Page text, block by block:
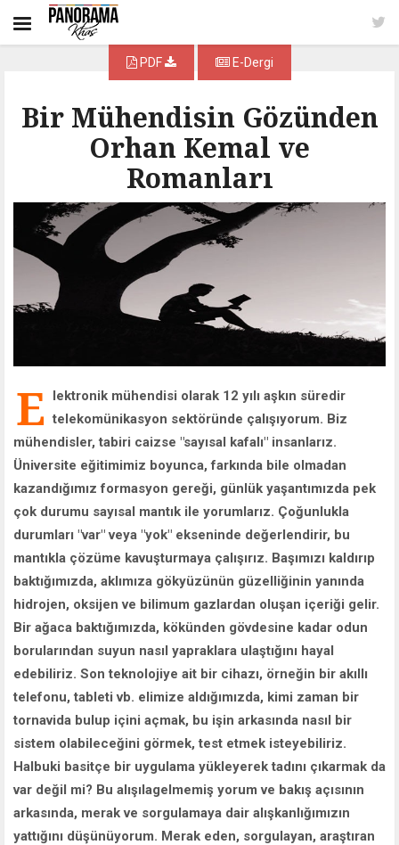
Bir Mühendisin Gözünden
Orhan Kemal ve
Romanları
PDF E-Dergi
E
lektronik mühendisi olarak 12 yılı aşkın süredir
telekomünikasyon sektöründe çalışıyorum. Biz
mühendisler, tabiri caizse "sayısal kafalı" insanlarız.
Üniversite eğitimimiz boyunca, farkında bile olmadan
kazandığımız formasyon gereği, günlük yaşantımızda pek
çok durumu sayısal mantık ile yorumlarız. Çoğunlukla
durumları "var" veya "yok" ekseninde değerlendirir, bu
mantıkla çözüme kavuşturmaya çalışırız. Başımızı kaldırıp
baktığımızda, aklımıza gökyüzünün güzelliğinin yanında
hidrojen, oksijen ve bilimum gazlardan oluşan içeriği gelir.
Bir ağaca baktığımızda, kökünden gövdesine kadar odun
borularından suyun nasıl yapraklara ulaştığını hayal
edebiliriz. Son teknolojiye ait bir cihazı, örneğin bir akıllı
telefonu, tableti vb. elimize aldığımızda, kimi zaman bir
tornavida bulup içini açmak, bu işin arkasında nasıl bir
sistem olabileceğini görmek, test etmek isteyebiliriz.
Halbuki basitçe bir uygulama yükleyerek tadını çıkarmak da
var değil mi? Bu alışılagelmemiş yorum ve bakış açısının
arkasında, merak ve sorgulamaya dair alışkanlığımızın
yattığını düşünüyorum. Merak eden, sorgulayan, araştıran